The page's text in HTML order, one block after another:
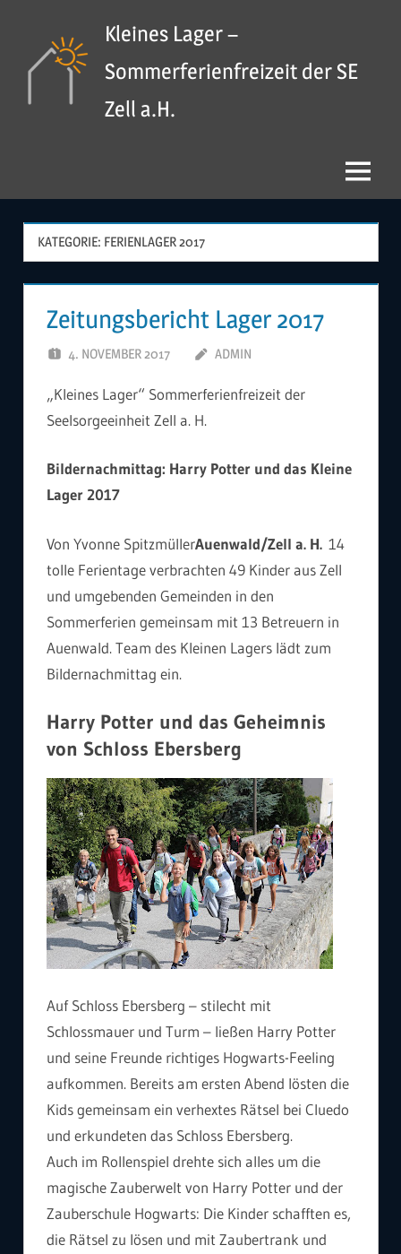
springen
Kleines Lager –
Sommerferienfreizeit der SE
Zell a.H.
Menü
KATEGORIE: FERIENLAGER 2017
Zeitungsbericht Lager 2017
4. NOVEMBER 2017 ADMIN
„Kleines Lager“ Sommerferienfreizeit der
Seelsorgeeinheit Zell a. H.
Bildernachmittag: Harry Potter und das Kleine
Lager 2017
Von Yvonne SpitzmüllerAuenwald/Zell a. H. 14
tolle Ferientage verbrachten 49 Kinder aus Zell
und umgebenden Gemeinden in den
Sommerferien gemeinsam mit 13 Betreuern in
Auenwald. Team des Kleinen Lagers lädt zum
Bildernachmittag ein.
Harry Potter und das Geheimnis
von Schloss Ebersberg
Auf Schloss Ebersberg – stilecht mit
Schlossmauer und Turm – ließen Harry Potter
und seine Freunde richtiges Hogwarts-Feeling
aufkommen. Bereits am ersten Abend lösten die
Kids gemeinsam ein verhextes Rätsel bei Cluedo
und erkundeten das Schloss Ebersberg.
Auch im Rollenspiel drehte sich alles um die
magische Zauberwelt von Harry Potter und der
Zauberschule Hogwarts: Die Kinder schafften es,
die Rätsel zu lösen und mit Zaubertrank und